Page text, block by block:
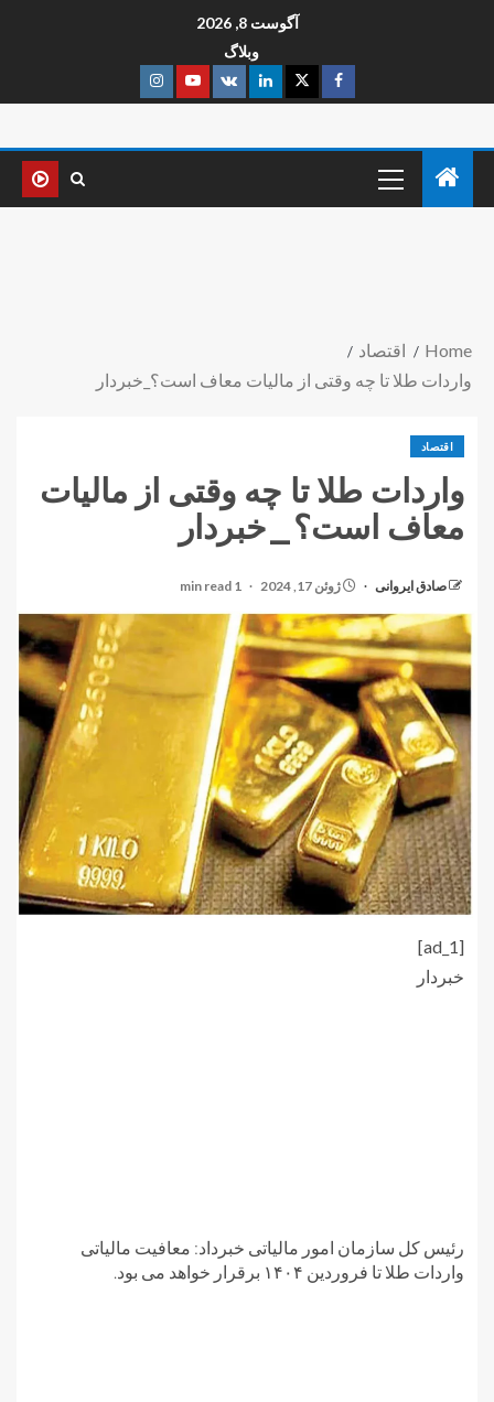
آگوست 8, 2026
وبلاگ
Home
اقتصاد
واردات طلا تا چه وقتی از مالیات معاف است؟_خبردار
اقتصاد
واردات طلا تا چه وقتی از مالیات
معاف است؟_خبردار
صادق ایروانی ژوئن 17, 2024 1 min read
[ad_1]
خبردار
رئیس کل سازمان امور مالیاتی خبرداد: معافیت مالیاتی
واردات طلا تا فروردین ۱۴۰۴ برقرار خواهد می بود.